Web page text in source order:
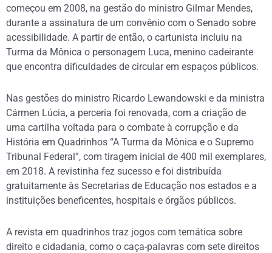
começou em 2008, na gestão do ministro Gilmar Mendes,
durante a assinatura de um convênio com o Senado sobre
acessibilidade. A partir de então, o cartunista incluiu na
Turma da Mônica o personagem Luca, menino cadeirante
que encontra dificuldades de circular em espaços públicos.
Nas gestões do ministro Ricardo Lewandowski e da ministra
Cármen Lúcia, a perceria foi renovada, com a criação de
uma cartilha voltada para o combate à corrupção e da
História em Quadrinhos “A Turma da Mônica e o Supremo
Tribunal Federal”, com tiragem inicial de 400 mil exemplares,
em 2018. A revistinha fez sucesso e foi distribuída
gratuitamente às Secretarias de Educação nos estados e a
instituições beneficentes, hospitais e órgãos públicos.
A revista em quadrinhos traz jogos com temática sobre
direito e cidadania, como o caça-palavras com sete direitos